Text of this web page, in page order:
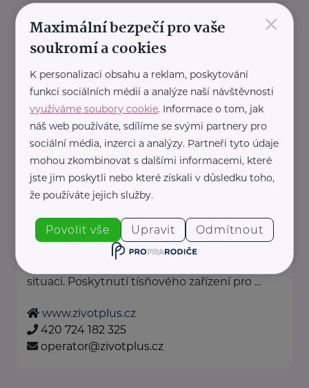
Úřad práce České republiky
Dobrovského 1278/25 Praha 7 - Holešovice
.
www.uradprace.cz
+420 950 180 111
podatelna.gr@uradprace.cz
Život Plus, z.ú.
Benešova 632 Kutná Hora
Poskytovatel Tísňové péče s nadregionální
působností. Zprostředkování pomoci v krizové
situaci. Poskytnutí tísňového zařízení pro ...
www.zivotplus.cz
420 724 182 325
operator@zivotplus.cz
×
Maximální bezpečí pro vaše
soukromí a cookies
K personalizaci obsahu a reklam, poskytování
funkcí sociálních médií a analýze naší návštěvnosti
využíváme soubory cookie. Informace o tom, jak
náš web používáte, sdílíme se svými partnery pro
sociální média, inzerci a analýzy. Partneři tyto údaje
mohou zkombinovat s dalšími informacemi, které
jste jim poskytli nebo které získali v důsledku toho,
že používáte jejich služby.
Povolit vše Upravit Odmítnout